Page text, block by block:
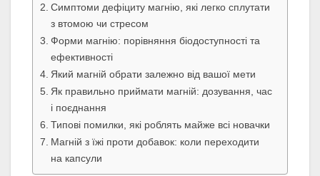
Симптоми дефіциту магнію, які легко сплутати
з втомою чи стресом
Форми магнію: порівняння біодоступності та
ефективності
Який магній обрати залежно від вашої мети
Як правильно приймати магній: дозування, час
і поєднання
Типові помилки, які роблять майже всі новачки
Магній з їжі проти добавок: коли переходити
на капсули